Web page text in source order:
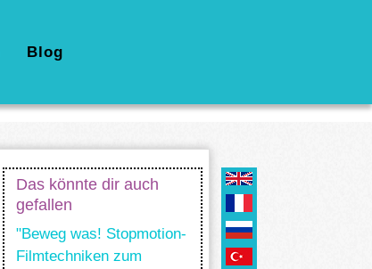
Blog
Das könnte dir auch
gefallen
"Beweg was! Stopmotion-
Filmtechniken zum